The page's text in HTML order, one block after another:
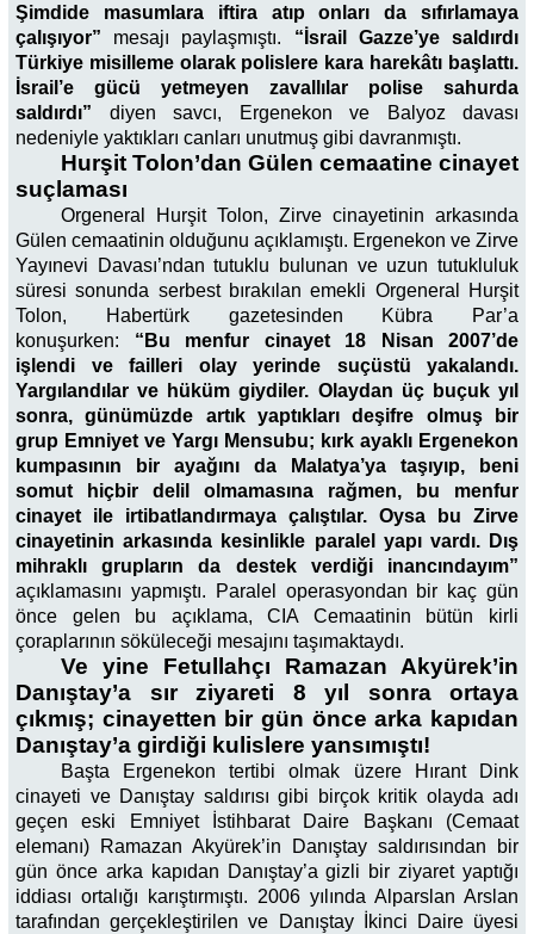
Şimdide masumlara iftira atıp onları da sıfırlamaya
çalışıyor” mesajı paylaşmıştı. “İsrail Gazze’ye saldırdı
Türkiye misilleme olarak polislere kara harekâtı başlattı.
İsrail’e gücü yetmeyen zavallılar polise sahurda
saldırdı” diyen savcı, Ergenekon ve Balyoz davası
nedeniyle yaktıkları canları unutmuş gibi davranmıştı.
Hurşit Tolon’dan Gülen cemaatine cinayet
suçlaması
Orgeneral Hurşit Tolon, Zirve cinayetinin arkasında
Gülen cemaatinin olduğunu açıklamıştı. Ergenekon ve Zirve
Yayınevi Davası’ndan tutuklu bulunan ve uzun tutukluluk
süresi sonunda serbest bırakılan emekli Orgeneral Hurşit
Tolon, Habertürk gazetesinden Kübra Par’a
konuşurken: “Bu menfur cinayet 18 Nisan 2007’de
işlendi ve failleri olay yerinde suçüstü yakalandı.
Yargılandılar ve hüküm giydiler. Olaydan üç buçuk yıl
sonra, günümüzde artık yaptıkları deşifre olmuş bir
grup Emniyet ve Yargı Mensubu; kırk ayaklı Ergenekon
kumpasının bir ayağını da Malatya’ya taşıyıp, beni
somut hiçbir delil olmamasına rağmen, bu menfur
cinayet ile irtibatlandırmaya çalıştılar. Oysa bu Zirve
cinayetinin arkasında kesinlikle paralel yapı vardı. Dış
mihraklı grupların da destek verdiği inancındayım”
açıklamasını yapmıştı. Paralel operasyondan bir kaç gün
önce gelen bu açıklama, CIA Cemaatinin bütün kirli
çoraplarının söküleceği mesajını taşımaktaydı.
Ve yine Fetullahçı Ramazan Akyürek’in
Danıştay’a sır ziyareti 8 yıl sonra ortaya
çıkmış; cinayetten bir gün önce arka kapıdan
Danıştay’a girdiği kulislere yansımıştı!
Başta Ergenekon tertibi olmak üzere Hırant Dink
cinayeti ve Danıştay saldırısı gibi birçok kritik olayda adı
geçen eski Emniyet İstihbarat Daire Başkanı (Cemaat
elemanı) Ramazan Akyürek’in Danıştay saldırısından bir
gün önce arka kapıdan Danıştay’a gizli bir ziyaret yaptığı
iddiası ortalığı karıştırmıştı. 2006 yılında Alparslan Arslan
tarafından gerçekleştirilen ve Danıştay İkinci Daire üyesi